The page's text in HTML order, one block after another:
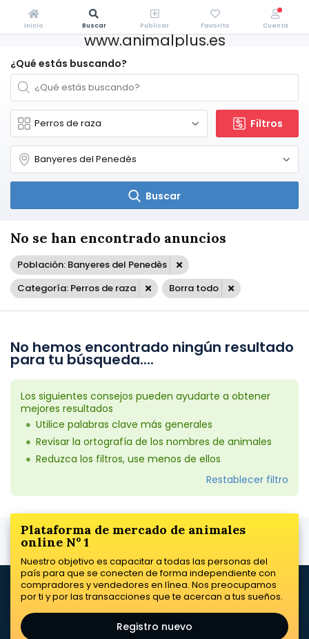
www.animalplus.es
¿Qué estás buscando?
Filtros
Buscar
No se han encontrado anuncios
Población: Banyeres del Penedès
Categoría: Perros de raza
Borra todo
No hemos encontrado ningún resultado
para tu búsqueda....
Los siguientes consejos pueden ayudarte a obtener
mejores resultados
Utilice palabras clave más generales
Revisar la ortografía de los nombres de animales
Reduzca los filtros, use menos de ellos
Restablecer filtro
Plataforma de mercado de animales
online Nº 1
Nuestro objetivo es capacitar a todas las personas del
país para que se conecten de forma independiente con
compradores y vendedores en línea. Nos preocupamos
por ti y por las transacciones que te acercan a tus sueños.
Registro nuevo
Inicio Buscar Publicar Favorito Cuenta